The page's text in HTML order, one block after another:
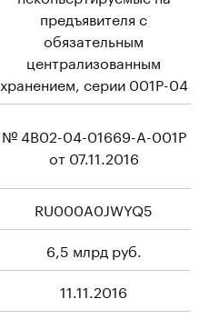
предъявителя с
обязательным
централизованным
хранением, серии 001P-04
№ 4B02-04-01669-A-001P
от 07.11.2016
RU000A0JWYQ5
6,5 млрд руб.
11.11.2016